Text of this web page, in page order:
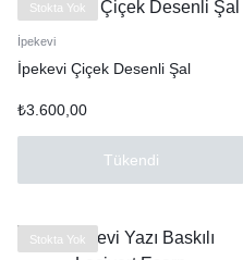
Stokta Yok
İpekevi
İpekevi Çiçek Desenli Şal
₺3.600,00
Tükendi
Stokta Yok